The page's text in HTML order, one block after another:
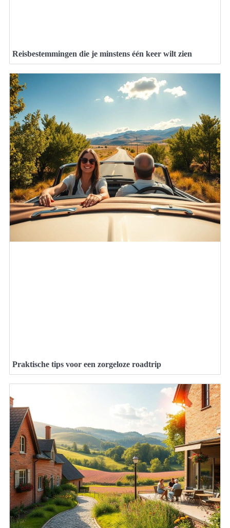
Reisbestemmingen die je minstens één keer wilt zien
Praktische tips voor een zorgeloze roadtrip